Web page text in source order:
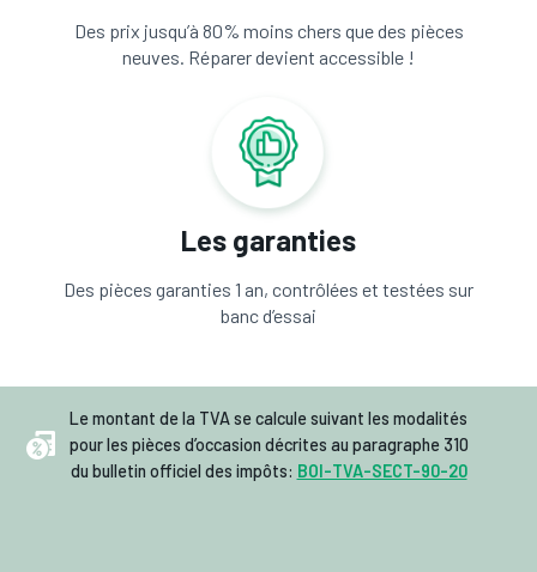
Des prix jusqu’à 80% moins chers que des pièces
neuves. Réparer devient accessible !
Les garanties
Des pièces garanties 1 an, contrôlées et testées sur
banc d’essai
Le montant de la TVA se calcule suivant les modalités
pour les pièces d’occasion décrites au paragraphe 310
du bulletin officiel des impôts: BOI-TVA-SECT-90-20